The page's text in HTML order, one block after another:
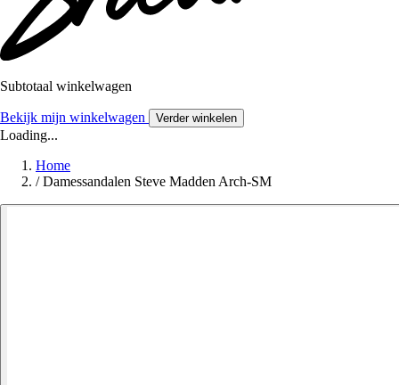
Subtotaal winkelwagen
Bekijk mijn winkelwagen Verder winkelen
Loading...
Home
/ Damessandalen Steve Madden Arch-SM